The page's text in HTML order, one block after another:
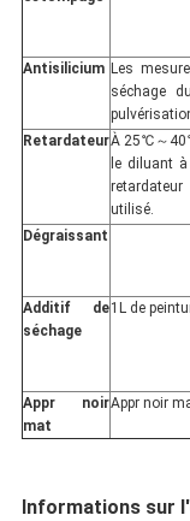
Antisilicium Les
séchage
RetardateurÀ 25℃～
le diluant
utilisé.
Dégraissant
Additif de
séchage
1L de
Appr noir
mat
Appr noir
Informations sur